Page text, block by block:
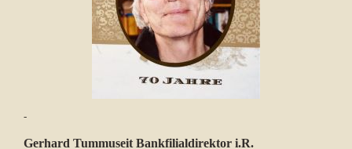
-
Gerhard Tummuseit Bankfilialdirektor i.R.